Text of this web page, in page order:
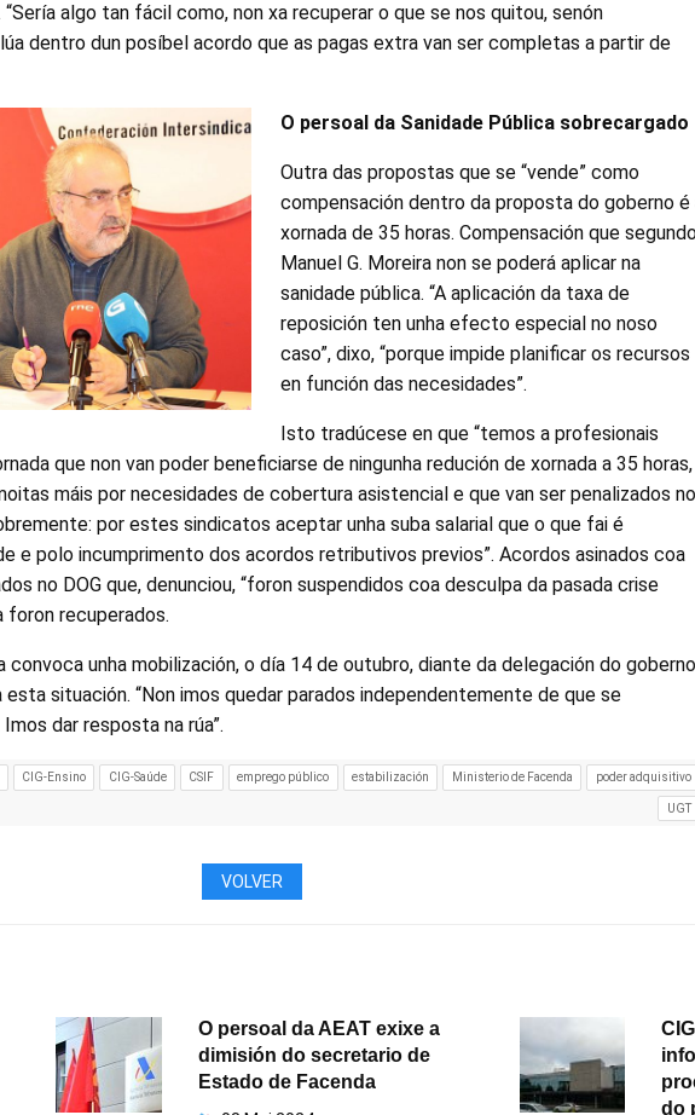
“Sería algo tan fácil como, non xa recuperar o que se nos quitou, senón
dentro dun posíbel acordo que as pagas extra van ser completas a partir de
O persoal da Sanidade Pública sobrecargado
Outra das propostas que se “vende” como
compensación dentro da proposta do goberno é
xornada de 35 horas. Compensación que
Manuel G. Moreira non se poderá aplicar na
sanidade pública. “A aplicación da taxa de
reposición ten unha efecto especial no noso
caso”, dixo, “porque impide planificar os recursos
en función das necesidades”.
Isto tradúcese en que “temos a profesionais
que non van poder beneficiarse de ningunha redución de xornada a 35 horas,
máis por necesidades de cobertura asistencial e que van ser penalizados no
por estes sindicatos aceptar unha suba salarial que o que fai é
e polo incumprimento dos acordos retributivos previos”. Acordos asinados coa
no DOG que, denunciou, “foron suspendidos coa desculpa da pasada crise
foron recuperados.
convoca unha mobilización, o día 14 de outubro, diante da delegación do goberno
esta situación. “Non imos quedar parados independentemente de que se
dar resposta na rúa”.
CIG-Ensino CIG-Saúde CSIF emprego público estabilización Ministerio de Facenda poder adquisitivo
UGT
VOLVER
O persoal da AEAT exixe a
dimisión do secretario de
Estado de Facenda
do